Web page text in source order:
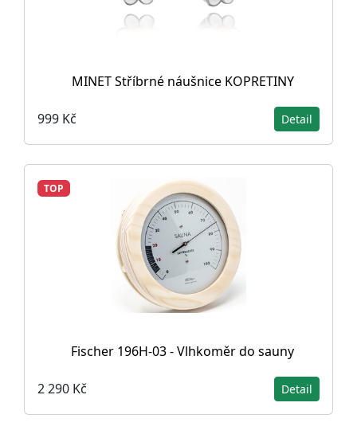
MINET Stříbrné náušnice KOPRETINY
999 Kč Detail
TOP
Fischer 196H-03 - Vlhkoměr do sauny
2 290 Kč Detail